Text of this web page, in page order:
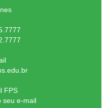
FPS
seu e-mail